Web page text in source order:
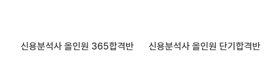
신용분석사 올인원 365합격반 신용분석사 올인원 단기합격반